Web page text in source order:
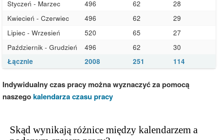
Styczeń - Marzec
496 62
28
Kwiecień - Czerwiec
496 62
29
Lipiec - Wrzesień
520 65
27
Październik - Grudzień
496 62
30
Łącznie
2008 251 114
Indywidualny czas pracy można wyznaczyć za pomocą
naszegokalendarza czasu pracy
Skąd wynikają różnice między kalendarzem a